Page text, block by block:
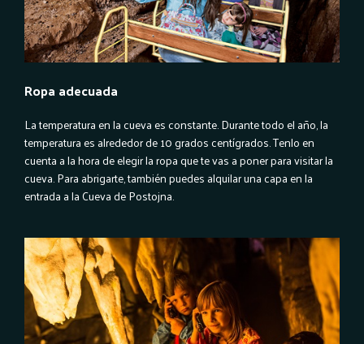
Ropa adecuada
La temperatura en la cueva es constante. Durante todo el año, la
temperatura es alrededor de 10 grados centígrados. Tenlo en
cuenta a la hora de elegir la ropa que te vas a poner para visitar la
cueva. Para abrigarte, también puedes alquilar una capa en la
entrada a la Cueva de Postojna.